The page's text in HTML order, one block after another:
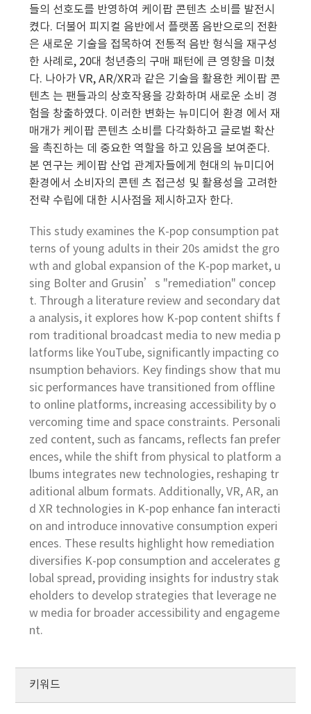
들의 선호도를 반영하여 케이팝 콘텐츠 소비를 발전시
켰다. 더불어 피지컬 음반에서 플랫폼 음반으로의 전환
은 새로운 기술을 접목하여 전통적 음반 형식을 재구성
한 사례로, 20대 청년층의 구매 패턴에 큰 영향을 미쳤
다. 나아가 VR, AR/XR과 같은 기술을 활용한 케이팝 콘
텐츠 는 팬들과의 상호작용을 강화하며 새로운 소비 경
험을 창출하였다. 이러한 변화는 뉴미디어 환경 에서 재
매개가 케이팝 콘텐츠 소비를 다각화하고 글로벌 확산
을 촉진하는 데 중요한 역할을 하고 있음을 보여준다.
본 연구는 케이팝 산업 관계자들에게 현대의 뉴미디어
환경에서 소비자의 콘텐 츠 접근성 및 활용성을 고려한
전략 수립에 대한 시사점을 제시하고자 한다.
This study examines the K-pop consumption pat
terns of young adults in their 20s amidst the gro
wth and global expansion of the K-pop market, u
sing Bolter and Grusin’s "remediation" concep
t. Through a literature review and secondary dat
a analysis, it explores how K-pop content shifts f
rom traditional broadcast media to new media p
latforms like YouTube, significantly impacting co
nsumption behaviors. Key findings show that mu
sic performances have transitioned from offline
to online platforms, increasing accessibility by o
vercoming time and space constraints. Personali
zed content, such as fancams, reflects fan prefer
ences, while the shift from physical to platform a
lbums integrates new technologies, reshaping tr
aditional album formats. Additionally, VR, AR, an
d XR technologies in K-pop enhance fan interacti
on and introduce innovative consumption experi
ences. These results highlight how remediation
diversifies K-pop consumption and accelerates g
lobal spread, providing insights for industry stak
eholders to develop strategies that leverage ne
w media for broader accessibility and engageme
nt.
키워드